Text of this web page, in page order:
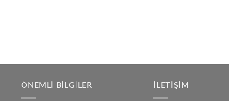
ÖNEMLI BILGILER İLETIŞIM